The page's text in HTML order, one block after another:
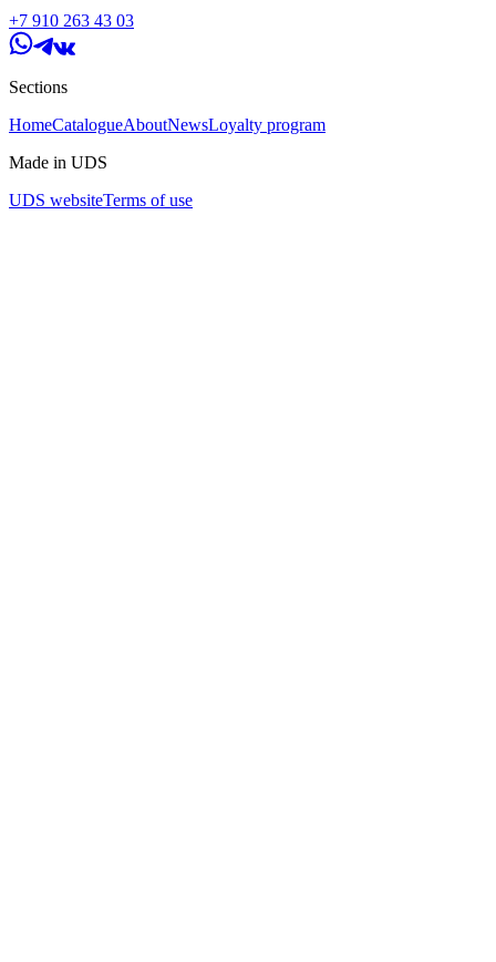
+7 910 263 43 03
Sections
HomeCatalogueAboutNewsLoyalty program
Made in UDS
UDS websiteTerms of use